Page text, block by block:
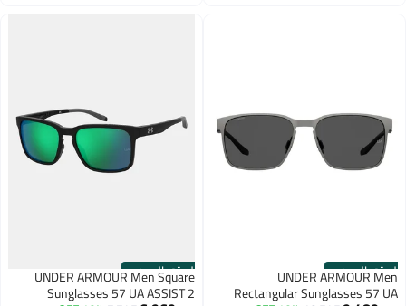
الستور الرسمي
UNDER ARMOUR Men
Rectangular Sunglasses 57 UA
الستور الرسمي
UNDER ARMOUR Men Square
Sunglasses 57 UA ASSIST 2